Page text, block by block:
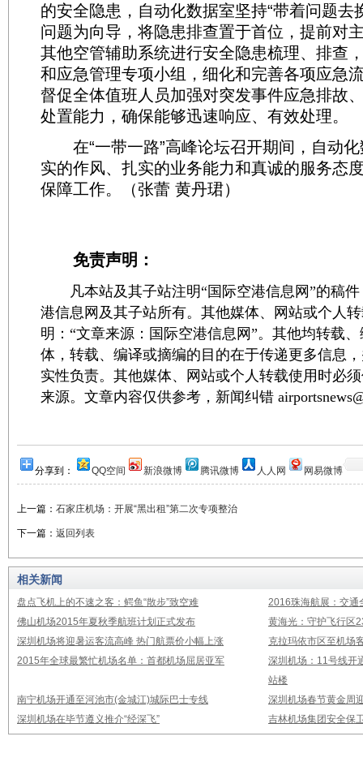
的安全隐患，自动化数据室坚持“带着问题去
问题为向导，将隐患排查置于首位，提前对
其他空管辅助系统进行安全隐患梳理、排查
和应急管理专项小组，细化和完善各项应急
督促全体值班人员加强对突发事件应急排故
处置能力，确保能够迅速响应、有效处理。
在“一带一路”高峰论坛召开期间，自动化
实的作风、扎实的业务能力和真诚的服务态
保障工作。（张蕾 黄丹珺）
免责声明：
凡本站及其子站注明“国际空港信息网”的稿件
港信息网及其子站所有。其他媒体、网站或个人
明：“文章来源：国际空港信息网”。其他均转载
体，转载、编译或摘编的目的在于传递更多信息
实性负责。其他媒体、网站或个人转载使用时必
来源。文章内容仅供参考，新闻纠错
分享到： QQ空间 新浪微博 腾讯微博 人人网 网易微博
上一篇： 石家庄机场：开展“黑出租”第二次专项整治
下一篇： 返回列表
相关新闻
盘点飞机上的不速之客：鳄鱼“散步”致空难
2016珠海航展：交通
佛山机场2015年夏秋季航班计划正式发布
黄海光：守护飞行区
深圳机场将迎暑运客流高峰 热门航票价小幅上涨
克拉玛依市区至机场
2015年全球最繁忙机场名单：首都机场屈居亚军
深圳机场：11号线开
站楼
南宁机场开通至河池市(金城江)城际巴士专线
深圳机场春节黄金周
深圳机场在毕节遵义推介“经深飞”
吉林机场集团安全保